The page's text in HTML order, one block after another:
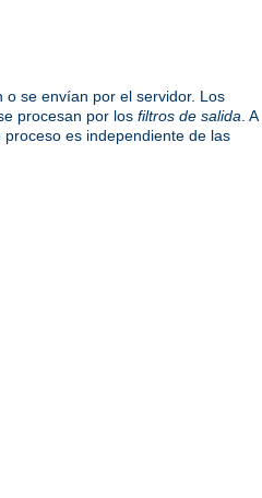
se envían por el servidor. Los
procesan por los filtros de salida . A
es independiente de las